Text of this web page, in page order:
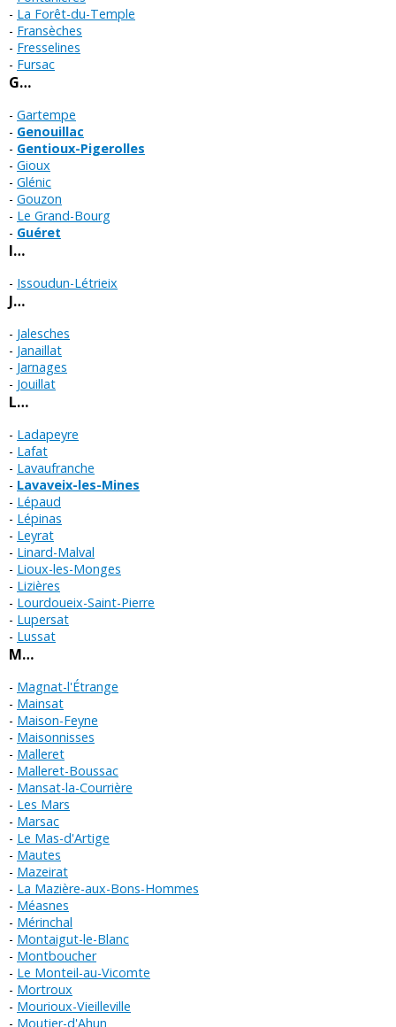
La Forêt-du-Temple
Fransèches
Fresselines
Fursac
G…
Gartempe
Genouillac
Gentioux-Pigerolles
Gioux
Glénic
Gouzon
Le Grand-Bourg
Guéret
I…
Issoudun-Létrieix
J…
Jalesches
Janaillat
Jarnages
Jouillat
L…
Ladapeyre
Lafat
Lavaufranche
Lavaveix-les-Mines
Lépaud
Lépinas
Leyrat
Linard-Malval
Lioux-les-Monges
Lizières
Lourdoueix-Saint-Pierre
Lupersat
Lussat
M…
Magnat-l'Étrange
Mainsat
Maison-Feyne
Maisonnisses
Malleret
Malleret-Boussac
Mansat-la-Courrière
Les Mars
Marsac
Le Mas-d'Artige
Mautes
Mazeirat
La Mazière-aux-Bons-Hommes
Méasnes
Mérinchal
Montaigut-le-Blanc
Montboucher
Le Monteil-au-Vicomte
Mortroux
Mourioux-Vieilleville
Moutier-d'Ahun